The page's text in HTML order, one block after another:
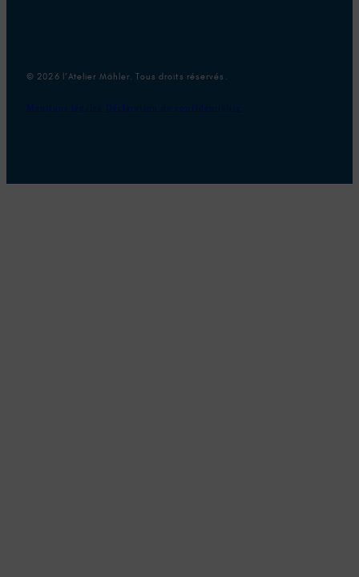
© 2026 l’Atelier Mähler. Tous droits réservés.
Mentions légales Déclaration de confidentialité